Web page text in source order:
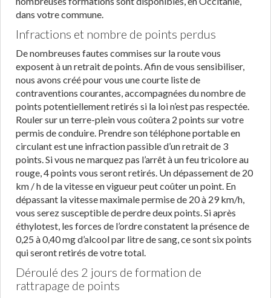
dans votre commune.
Infractions et nombre de points perdus
De nombreuses fautes commises sur la route vous
exposent à un retrait de points. Afin de vous sensibiliser,
nous avons créé pour vous une courte liste de
contraventions courantes, accompagnées du nombre de
points potentiellement retirés si la loi n’est pas respectée.
Rouler sur un terre-plein vous coûtera 2 points sur votre
permis de conduire. Prendre son téléphone portable en
circulant est une infraction passible d’un retrait de 3
points. Si vous ne marquez pas l’arrêt à un feu tricolore au
rouge, 4 points vous seront retirés. Un dépassement de 20
km / h de la vitesse en vigueur peut coûter un point. En
dépassant la vitesse maximale permise de 20 à 29 km/h,
vous serez susceptible de perdre deux points. Si après
éthylotest, les forces de l’ordre constatent la présence de
0,25 à 0,40 mg d’alcool par litre de sang, ce sont six points
qui seront retirés de votre total.
Déroulé des 2 jours de formation de
rattrapage de points